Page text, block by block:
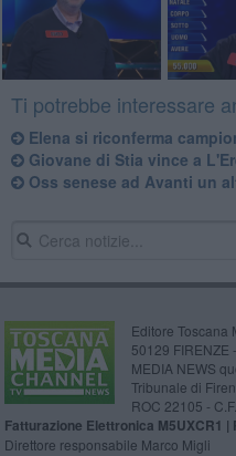
Ti potrebbe interessare
Elena si riconferma
Giovane di Stia vince a
Oss senese ad Avanti un
Editore Toscana
50129 FIRENZE
MEDIA NEWS
Tribunale di
ROC 22105 -
Fatturazione Elettronica M5UXCR1 |
Direttore responsabile Marco Migli